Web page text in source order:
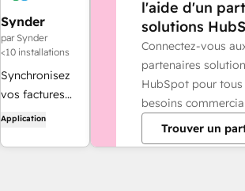
Synder
par Synder
<10 installations
Synchronisez
vos factures
HubSpot avec
NetSuite ou
Application
l'aide d'un
solutions
Connectez-vous
partenaires
HubSpot pour
besoins
Trouver un